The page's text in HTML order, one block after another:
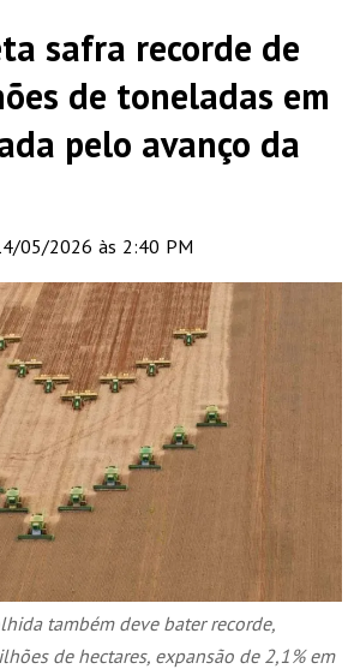
safra recorde de
de toneladas em
pelo avanço da
05/2026 às 2:40 PM
também deve bater recorde,
de hectares, expansão de 2,1% em